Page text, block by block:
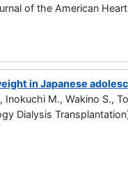
of the American
in Japanese
M., Wakino S.,
Dialysis